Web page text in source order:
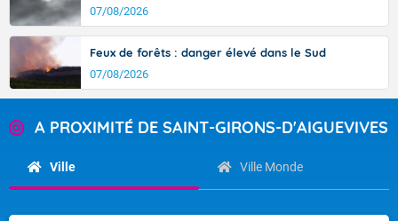
07/08/2026
Feux de forêts : danger élevé dans le Sud
07/08/2026
A PROXIMITÉ DE SAINT-GIRONS-D'AIGUEVIVES
Ville Ville Monde